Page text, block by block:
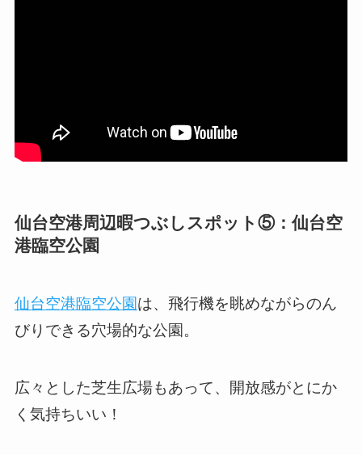
仙台空港周辺暇つぶしスポット⑤：仙台空
港臨空公園
仙台空港臨空公園は、飛行機を眺めながらのん
びりできる穴場的な公園。
広々とした芝生広場もあって、開放感がとにか
く気持ちいい！